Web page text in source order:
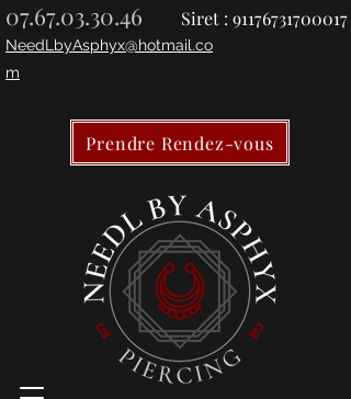
07.67.03.30.46 Siret : 91176731700017
NeedLbyAsphyx@hotmail.co
m
Prendre Rendez-vous